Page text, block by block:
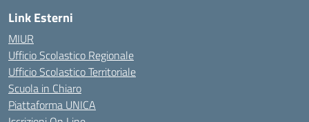
Link Esterni
MIUR
Ufficio Scolastico Regionale
Ufficio Scolastico Territoriale
Scuola in Chiaro
Piattaforma UNICA